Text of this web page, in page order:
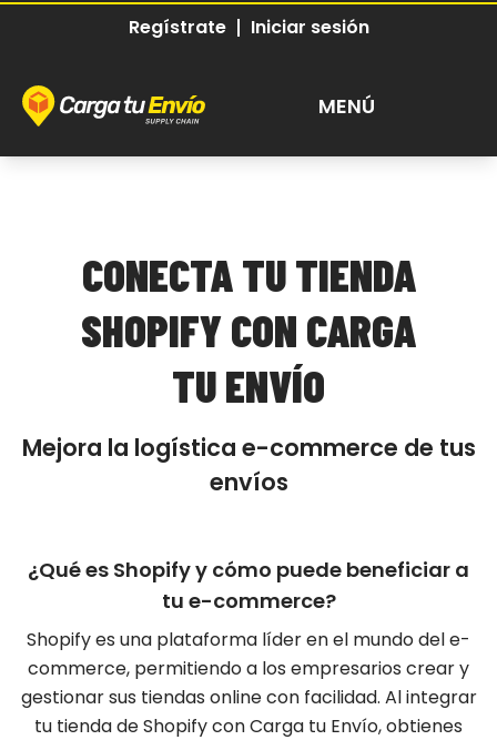
Regístrate Iniciar sesión
MENÚ
CONECTA TU TIENDA
SHOPIFY CON CARGA
TU ENVÍO
Mejora la logística e-commerce de tus
envíos
¿Qué es Shopify y cómo puede beneficiar a
tu e-commerce?
Shopify es una plataforma líder en el mundo del e-
commerce, permitiendo a los empresarios crear y
gestionar sus tiendas online con facilidad. Al integrar
tu tienda de Shopify con Carga tu Envío, obtienes